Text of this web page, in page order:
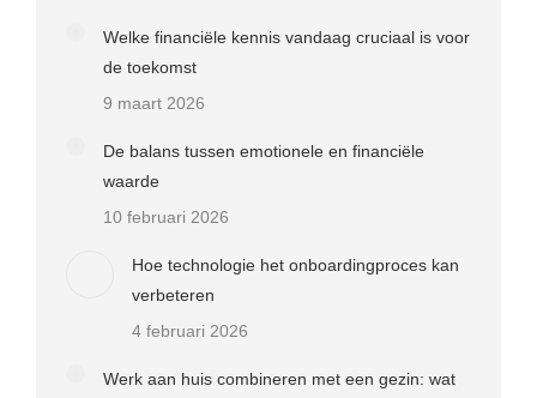
Welke financiële kennis vandaag cruciaal is voor
de toekomst
9 maart 2026
De balans tussen emotionele en financiële
waarde
10 februari 2026
Hoe technologie het onboardingproces kan
verbeteren
4 februari 2026
Werk aan huis combineren met een gezin: wat